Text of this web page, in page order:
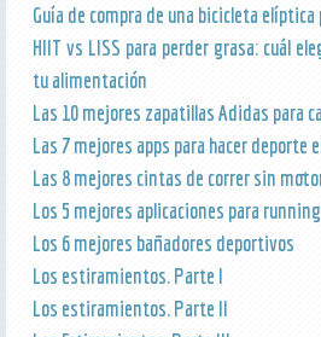
Guía de compra de una bicicleta elíptica
HIIT vs LISS para perder grasa: cuál
tu alimentación
Las 10 mejores zapatillas Adidas para
Las 7 mejores apps para hacer deporte
Las 8 mejores cintas de correr sin
Los 5 mejores aplicaciones para running
Los 6 mejores bañadores deportivos
Los estiramientos. Parte I
Los estiramientos. Parte II